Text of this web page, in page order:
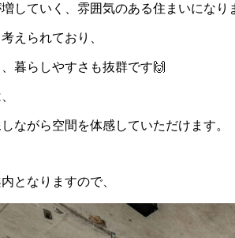
していく、雰囲気のある住まいになり
えられており、
暮らしやすさも抜群です🙌
ながら空間を体感していただけます。
となりますので、